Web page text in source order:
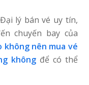
lý bán vé uy tín,
chuyến bay của
không nên mua vé
khôngđể có thể